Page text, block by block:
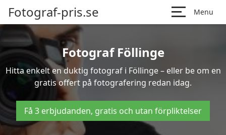
Fotograf-pris.se Menu
Fotograf Föllinge
Hitta enkelt en duktig fotograf i Föllinge – eller be om en
gratis offert på fotografering redan idag.
Få 3 erbjudanden, gratis och utan förpliktelser